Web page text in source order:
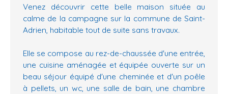
Venez découvrir cette belle maison située au
calme de la campagne sur la commune de Saint-
Adrien, habitable tout de suite sans travaux.
Elle se compose au rez-de-chaussée d'une entrée,
une cuisine aménagée et équipée ouverte sur un
beau séjour équipé d'une cheminée et d'un poêle
à pellets, un wc, une salle de bain, une chambre